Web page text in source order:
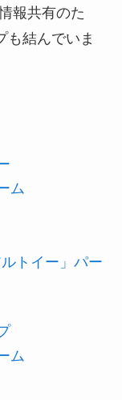
報共有のた
も結んでいま
ム
トイー」パー
ム